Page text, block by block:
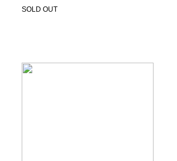
SOLD OUT